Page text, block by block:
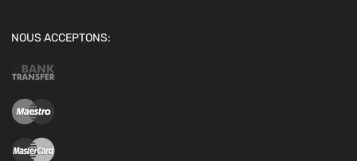
NOUS ACCEPTONS: